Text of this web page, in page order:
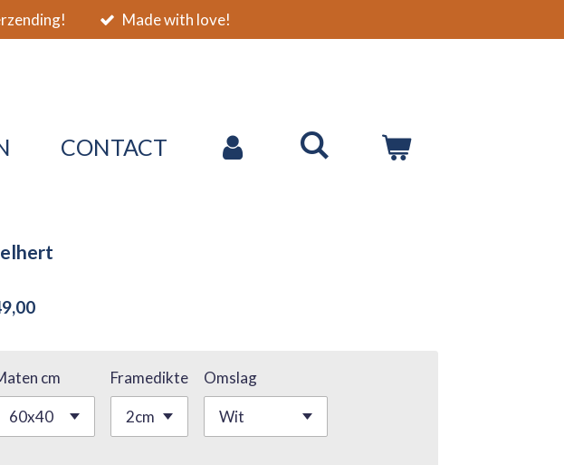
Made with love!
CONTACT
cm Framedikte Omslag